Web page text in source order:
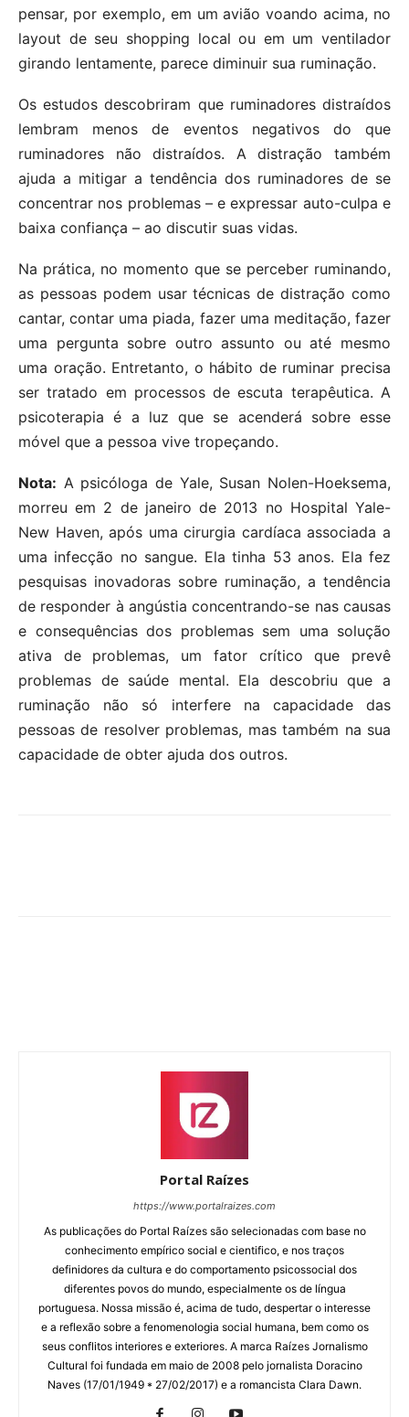
pensar, por exemplo, em um avião voando acima, no
layout de seu shopping local ou em um ventilador
girando lentamente, parece diminuir sua ruminação.
Os estudos descobriram que ruminadores distraídos
lembram menos de eventos negativos do que
ruminadores não distraídos. A distração também
ajuda a mitigar a tendência dos ruminadores de se
concentrar nos problemas – e expressar auto-culpa e
baixa confiança – ao discutir suas vidas.
Na prática, no momento que se perceber ruminando,
as pessoas podem usar técnicas de distração como
cantar, contar uma piada, fazer uma meditação, fazer
uma pergunta sobre outro assunto ou até mesmo
uma oração. Entretanto, o hábito de ruminar precisa
ser tratado em processos de escuta terapêutica. A
psicoterapia é a luz que se acenderá sobre esse
móvel que a pessoa vive tropeçando.
Nota: A psicóloga de Yale, Susan Nolen-Hoeksema,
morreu em 2 de janeiro de 2013 no Hospital Yale-
New Haven, após uma cirurgia cardíaca associada a
uma infecção no sangue. Ela tinha 53 anos. Ela fez
pesquisas inovadoras sobre ruminação, a tendência
de responder à angústia concentrando-se nas causas
e consequências dos problemas sem uma solução
ativa de problemas, um fator crítico que prevê
problemas de saúde mental. Ela descobriu que a
ruminação não só interfere na capacidade das
pessoas de resolver problemas, mas também na sua
capacidade de obter ajuda dos outros.
Portal Raízes
https://www.portalraizes.com
As publicações do Portal Raízes são selecionadas com base no
conhecimento empírico social e cientifico, e nos traços
definidores da cultura e do comportamento psicossocial dos
diferentes povos do mundo, especialmente os de língua
portuguesa. Nossa missão é, acima de tudo, despertar o interesse
e a reflexão sobre a fenomenologia social humana, bem como os
seus conflitos interiores e exteriores. A marca Raízes Jornalismo
Cultural foi fundada em maio de 2008 pelo jornalista Doracino
Naves (17/01/1949 * 27/02/2017) e a romancista Clara Dawn.